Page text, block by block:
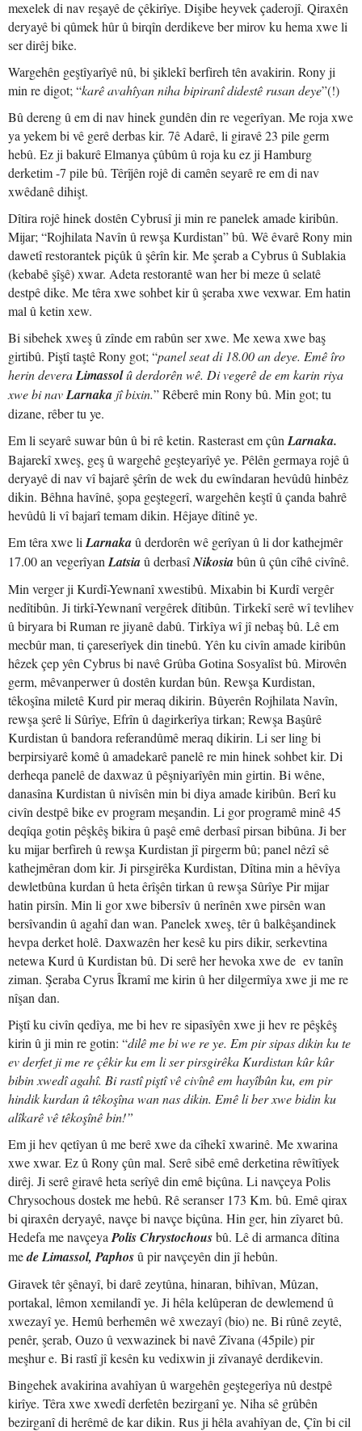
mexelek di nav reşayê de çêkirîye. Dişibe heyvek çaderojî. Qiraxên
deryayê bi qûmek hûr û birqîn derdikeve ber mirov ku hema xwe li
ser dirêj bike.
Wargehên geştîyarîyê nû, bi şiklekî berfireh tên avakirin. Rony ji
min re digot; “karê avahîyan niha bipiranî didestê rusan deye”(!)
Bû dereng û em di nav hinek gundên din re vegerîyan. Me roja xwe
ya yekem bi vê gerê derbas kir. 7ê Adarê, li giravê 23 pile germ
hebû. Ez ji bakurê Elmanya çûbûm û roja ku ez ji Hamburg
derketim -7 pile bû. Têrîjên rojê di camên seyarê re em di nav
xwêdanê dihişt.
Dîtira rojê hinek dostên Cybrusî ji min re panelek amade kiribûn.
Mijar; “Rojhilata Navîn û rewşa Kurdistan” bû. Wê êvarê Rony min
dawetî restorantek piçûk û şêrîn kir. Me şerab a Cybrus û Sublakia
(kebabê şîşê) xwar. Adeta restorantê wan her bi meze û selatê
destpê dike. Me têra xwe sohbet kir û şeraba xwe vexwar. Em hatin
mal û ketin xew.
Bi sibehek xweş û zînde em rabûn ser xwe. Me xewa xwe baş
girtibû. Piştî taştê Rony got; “panel seat di 18.00 an deye. Emê îro
herin deveraLimassolû derdorên wê. Di vegerê de em karin riya
xwe bi navLarnaka jî bixin.” Rêberê min Rony bû. Min got; tu
dizane, rêber tu ye.
Em li seyarê suwar bûn û bi rê ketin. Rasterast em çûn Larnaka.
Bajarekî xweş, geş û wargehê geşteyarîyê ye. Pêlên germaya rojê û
deryayê di nav vî bajarê şêrîn de wek du ewîndaran hevûdû hinbêz
dikin. Bêhna havînê, şopa geştegerî, wargehên keştî û çanda bahrê
hevûdû li vî bajarî temam dikin. Hêjaye dîtinê ye.
Em têra xwe li Larnakaû derdorên wê gerîyan û li dor kathejmêr
17.00 an vegerîyan Latsiaû derbasîNikosiabûn û çûn cîhê civînê.
Min verger ji Kurdî-Yewnanî xwestibû. Mixabin bi Kurdî vergêr
nedîtibûn. Ji tirkî-Yewnanî vergêrek dîtibûn. Tirkekî serê wî tevlihev
û biryara bi Ruman re jiyanê dabû. Tirkîya wî jî nebaş bû. Lê em
mecbûr man, ti çareserîyek din tinebû. Yên ku civîn amade kiribûn
hêzek çep yên Cybrus bi navê Grûba Gotina Sosyalîst bû. Mirovên
germ, mêvanperwer û dostên kurdan bûn. Rewşa Kurdistan,
têkoşîna miletê Kurd pir meraq dikirin. Bûyerên Rojhilata Navîn,
rewşa şerê li Sûrîye, Efrîn û dagirkerîya tirkan; Rewşa Başûrê
Kurdistan û bandora referandûmê meraq dikirin. Li ser ling bi
berpirsiyarê komê û amadekarê panelê re min hinek sohbet kir. Di
derheqa panelê de daxwaz û pêşniyarîyên min girtin. Bi wêne,
danasîna Kurdistan û nivîsên min bi diya amade kiribûn. Berî ku
civîn destpê bike ev program meşandin. Li gor programê minê 45
deqîqa gotin pêşkêş bikira û paşê emê derbasî pirsan bibûna. Ji ber
ku mijar berfireh û rewşa Kurdistan jî pirgerm bû; panel nêzî sê
kathejmêran dom kir. Ji pirsgirêka Kurdistan, Dîtina min a hêvîya
dewletbûna kurdan û heta êrîşên tirkan û rewşa Sûrîye Pir mijar
hatin pirsîn. Min li gor xwe bibersîv û nerînên xwe pirsên wan
bersîvandin û agahî dan wan. Panelek xweş, têr û balkêşandinek
hevpa derket holê. Daxwazên her kesê ku pirs dikir, serkevtina
netewa Kurd û Kurdistan bû. Di serê her hevoka xwe de ev tanîn
ziman. Şeraba Cyrus Îkramî me kirin û her dilgermîya xwe ji me re
nîşan dan.
Piştî ku civîn qedîya, me bi hev re sipasîyên xwe ji hev re pêşkêş
kirin û ji min re gotin: “dilê me bi we re ye. Em pir sipas dikin ku te
ev derfet ji me re çêkir ku em li ser pirsgirêka Kurdistan kûr kûr
bibin xwedî agahî. Bi rastî piştî vê civînê em hayîbûn ku, em pir
hindik kurdan û têkoşîna wan nas dikin. Emê li ber xwe bidin ku
alîkarê vê têkoşînê bin!”
Em ji hev qetîyan û me berê xwe da cîhekî xwarinê. Me xwarina
xwe xwar. Ez û Rony çûn mal. Serê sibê emê derketina rêwîtîyek
dirêj. Ji serê giravê heta serîyê din emê biçûna. Li navçeya Polis
Chrysochous dostek me hebû. Rê seranser 173 Km. bû. Emê qirax
bi qiraxên deryayê, navçe bi navçe biçûna. Hin ger, hin zîyaret bû.
Hedefa me navçeya Polis Chrystochousbû. Lê di armanca dîtina
mede Limassol, Paphosû pir navçeyên din jî hebûn.
Giravek têr şênayî, bi darê zeytûna, hinaran, bihîvan, Mûzan,
portakal, lêmon xemilandî ye. Ji hêla kelûperan de dewlemend û
xwezayî ye. Hemû berhemên wê xwezayî (bio) ne. Bi rûnê zeytê,
penêr, şerab, Ouzo û vexwazinek bi navê Zîvana (45pile) pir
meşhur e. Bi rastî jî kesên ku vedixwin ji zîvanayê derdikevin.
Bingehek avakirina avahîyan û wargehên geştegerîya nû destpê
kirîye. Têra xwe xwedî derfetên bezirganî ye. Niha sê grûbên
bezirganî di herêmê de kar dikin. Rus ji hêla avahîyan de, Çîn bi cil